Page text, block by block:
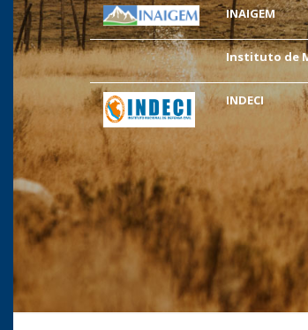
INAIGEM
Instituto de
INDECI